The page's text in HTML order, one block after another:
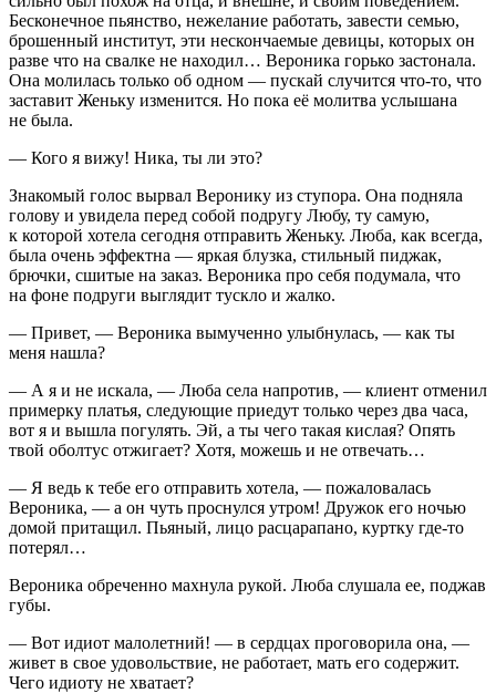
Бесконечное пьянство, нежелание работать, завести семью,
брошенный институт, эти нескончаемые девицы, которых он
разве что на свалке не находил… Вероника горько застонала.
Она молилась только об одном — пускай случится что-то, что
заставит Женьку изменится. Но пока её молитва услышана
не была.
— Кого я вижу! Ника, ты ли это?
Знакомый голос вырвал Веронику из ступора. Она подняла
голову и увидела перед собой подругу Любу, ту самую,
к которой хотела сегодня отправить Женьку. Люба, как всегда,
была очень эффектна — яркая блузка, стильный пиджак,
брючки, сшитые на заказ. Вероника про себя подумала, что
на фоне подруги выглядит тускло и жалко.
— Привет, — Вероника вымученно улыбнулась, — как ты
меня нашла?
— А я и не искала, — Люба села напротив, — клиент отменил
примерку платья, следующие приедут только через два часа,
вот я и вышла погулять. Эй, а ты чего такая кислая? Опять
твой оболтус отжигает? Хотя, можешь и не отвечать…
— Я ведь к тебе его отправить хотела, — пожаловалась
Вероника, — а он чуть проснулся утром! Дружок его ночью
домой притащил. Пьяный, лицо расцарапано, куртку где-то
потерял…
Вероника обреченно махнула рукой. Люба слушала ее, поджав
губы.
— Вот идиот малолетний! — в сердцах проговорила она, —
живет в свое удовольствие, не работает, мать его содержит.
Чего идиоту не хватает?